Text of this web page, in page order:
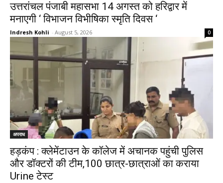
उत्तरांचल पंजाबी महासभा 14 अगस्त को हरिद्वार में
मनाएगी ‘ विभाजन विभीषिका स्मृति दिवस ‘
Indresh Kohli - August 5, 2026 0
अपराध
हड़कंप : क्लेमेंटाउन के कॉलेज में अचानक पहुंची पुलिस
और डॉक्टरों की टीम,100 छात्र-छात्राओं का कराया
Urine टेस्ट